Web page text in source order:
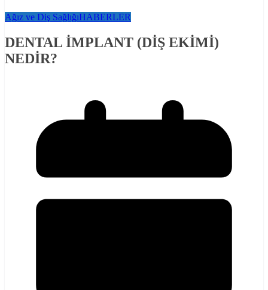
Ağız ve Diş SağlığıHABERLER
DENTAL İMPLANT (DİŞ EKİMİ)
NEDİR?